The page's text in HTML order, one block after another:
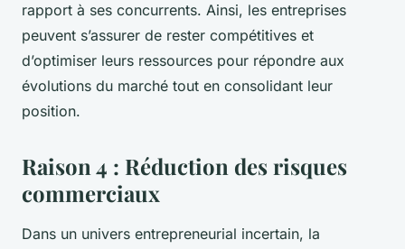
rapport à ses concurrents. Ainsi, les entreprises
peuvent s’assurer de rester compétitives et
d’optimiser leurs ressources pour répondre aux
évolutions du marché tout en consolidant leur
position.
Raison 4 : Réduction des risques
commerciaux
Dans un univers entrepreneurial incertain, la